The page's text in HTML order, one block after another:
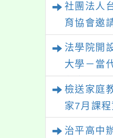
性別平等
教學人才
案， 請鼓
躍提出申
社團法人
育協會邀
與「幸符
青少年一
展覽，歡
法學院開
大學－當
檢送家庭
家7月課程
治平高中